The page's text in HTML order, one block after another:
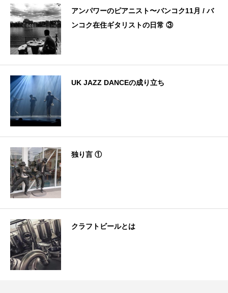
アンパワーのピアニスト〜バンコク11月 / バ
ンコク在住ギタリストの日常 ③
UK JAZZ DANCEの成り立ち
独り言 ①
クラフトビールとは